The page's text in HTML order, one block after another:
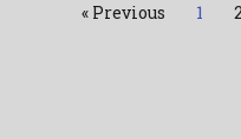
« Previous 1 2